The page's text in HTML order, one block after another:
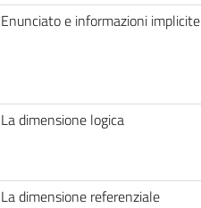
Enunciato e informazioni implicite
La dimensione logica
La dimensione referenziale